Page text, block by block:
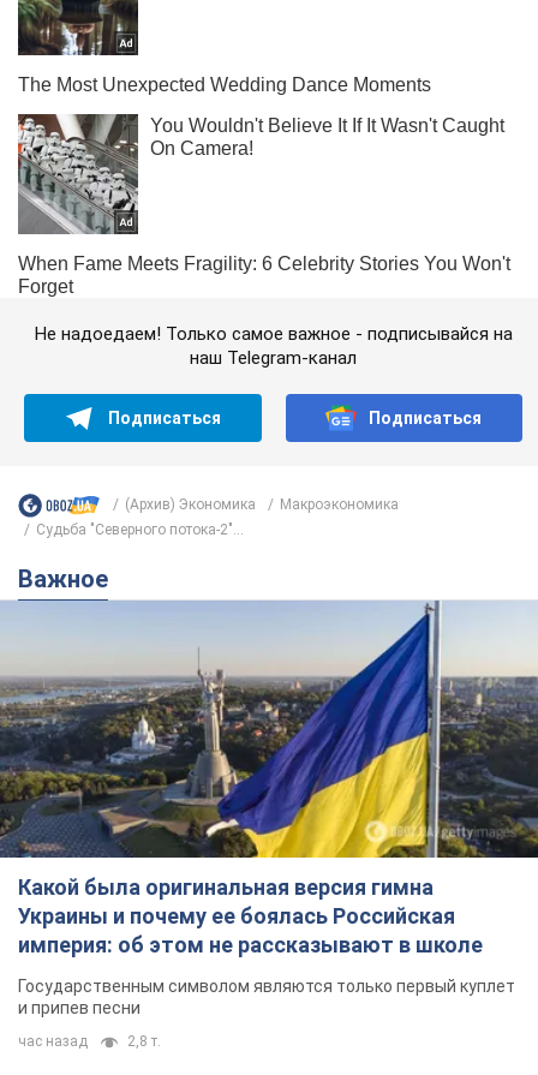
Не надоедаем! Только самое важное - подписывайся на
наш Telegram-канал
Подписаться Подписаться
(Архив) Экономика
Mакроэкономика
Судьба "Северного потока-2"...
Важное
Какой была оригинальная версия гимна
Украины и почему ее боялась Российская
империя: об этом не рассказывают в школе
Государственным символом являются только первый куплет
и припев песни
час назад 2,8 т.